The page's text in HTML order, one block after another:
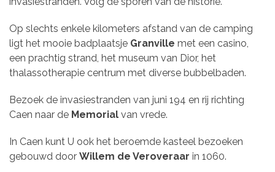
Op slechts enkele kilometers afstand van de camping
ligt het mooie badplaatsje Granville met een casino,
een prachtig strand, het museum van Dior, het
thalassotherapie centrum met diverse bubbelbaden.
Bezoek de invasiestranden van juni 194 en rij richting
Caen naar de Memorial van vrede.
In Caen kunt U ook het beroemde kasteel bezoeken
gebouwd door Willem de Veroveraar in 1060.